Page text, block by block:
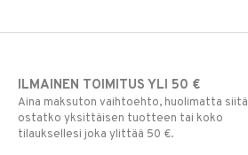
ILMAINEN TOIMITUS YLI 50 €
Aina maksuton vaihtoehto, huolimatta siitä
ostatko yksittäisen tuotteen tai koko
tilauksellesi joka ylittää 50 €.